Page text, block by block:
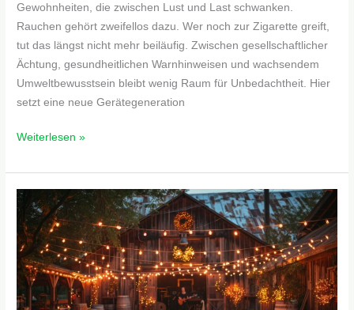
Gewohnheiten, die zwischen Lust und Last schwanken.
Rauchen gehört zweifellos dazu. Wer noch zur Zigarette greift,
tut das längst nicht mehr beiläufig. Zwischen gesellschaftlicher
Ächtung, gesundheitlichen Warnhinweisen und wachsendem
Umweltbewusstsein bleibt wenig Raum für Unbedachtheit. Hier
setzt eine neue Gerätegeneration
Weiterlesen »
Outdoor-
Event
mit
Charme:
So
gelingt